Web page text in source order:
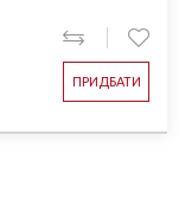
ПРИДБАТИ